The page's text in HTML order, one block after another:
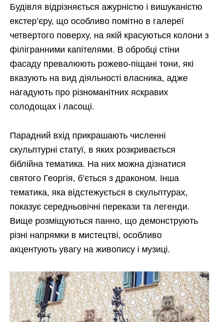
Будівля відрізняється ажурністю і вишуканістю
екстер’єру, що особливо помітно в галереї
четвертого поверху, на якій красуються колони з
філігранними капітелями. В обробці стіни
фасаду превалюють рожево-піщані тони, які
вказують на вид діяльності власника, адже
нагадують про різноманітних яскравих
солодощах і ласощі.
Парадний вхід прикрашають численні
скульптурні статуї, в яких розкривається
біблійна тематика. На них можна дізнатися
святого Георгія, б’ється з драконом. Інша
тематика, яка відстежується в скульптурах,
показує середньовічні перекази та легенди.
Вище розміщуються панно, що демонструють
різні напрямки в мистецтві, особливо
акцентують увагу на живопису і музиці.